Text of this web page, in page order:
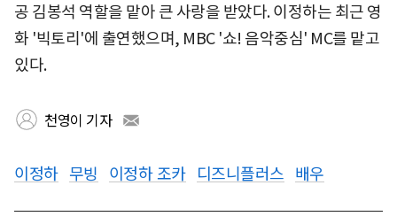
공 김봉석 역할을 맡아 큰 사랑을 받았다. 이정하는 최근 영
화 '빅토리'에 출연했으며, MBC '쇼! 음악중심' MC를 맡고
있다.
천영이 기자
이정하 무빙 이정하 조카 디즈니플러스 배우